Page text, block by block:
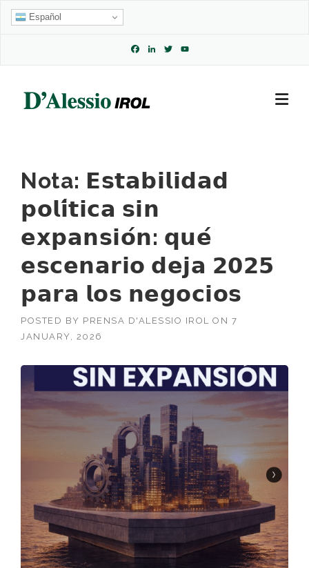
Skip
Español
Facebook
LinkedIn
Twitter
Nota: 𝗘𝘀𝘁𝗮𝗯𝗶𝗹𝗶𝗱𝗮𝗱
𝗽𝗼𝗹𝗶́𝘁𝗶𝗰𝗮 𝘀𝗶𝗻
𝗲𝘅𝗽𝗮𝗻𝘀𝗶𝗼́𝗻: 𝗾𝘂𝗲́
𝗲𝘀𝗰𝗲𝗻𝗮𝗿𝗶𝗼 𝗱𝗲𝗷𝗮 𝟮𝟬𝟮𝟱
𝗽𝗮𝗿𝗮 𝗹𝗼𝘀 𝗻𝗲𝗴𝗼𝗰𝗶𝗼𝘀
POSTED BY PRENSA D'ALESSIO IROL ON 7
JANUARY, 2026